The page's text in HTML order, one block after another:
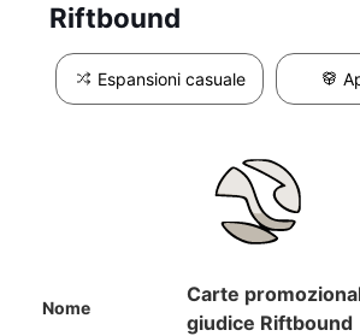
Riftbound
Espansioni casuale
Nome
Carte
giudice Riftbound